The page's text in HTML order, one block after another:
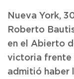
Nueva York,
Roberto
en el Abierto
victoria frente
admitió haber